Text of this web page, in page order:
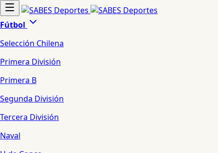
Fútbol
Selección Chilena
Primera División
Primera B
Segunda División
Tercera División
Naval